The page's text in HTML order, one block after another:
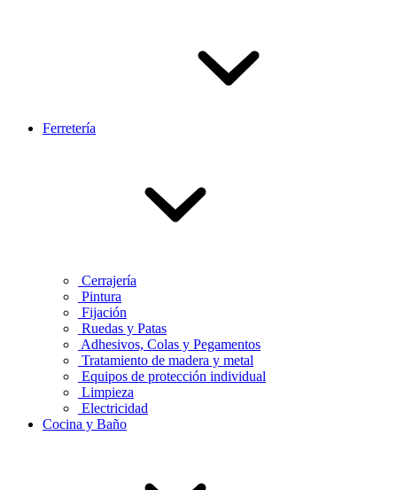
Ferretería
Cerrajería
Pintura
Fijación
Ruedas y Patas
Adhesivos, Colas y Pegamentos
Tratamiento de madera y metal
Equipos de protección individual
Limpieza
Electricidad
Cocina y Baño